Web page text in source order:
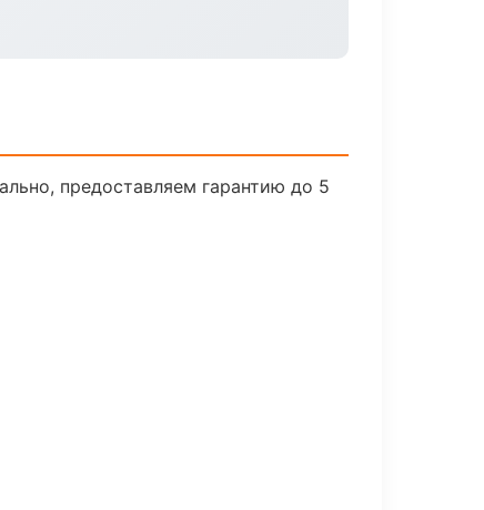
предоставляем гарантию до 5